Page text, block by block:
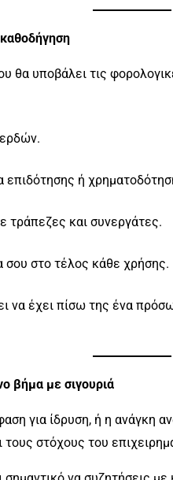
θα υποβάλει τις
επιδότησης ή
τράπεζες και συνεργάτες.
σου στο τέλος κάθε χρήσης.
να έχει πίσω της ένα
βήμα με σιγουριά
για ίδρυση, ή η ανάγκη
στόχους του